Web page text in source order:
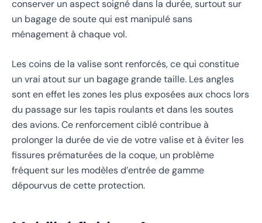
conserver un aspect soigné dans la durée, surtout sur
un bagage de soute qui est manipulé sans
ménagement à chaque vol.
Les coins de la valise sont renforcés, ce qui constitue
un vrai atout sur un bagage grande taille. Les angles
sont en effet les zones les plus exposées aux chocs lors
du passage sur les tapis roulants et dans les soutes
des avions. Ce renforcement ciblé contribue à
prolonger la durée de vie de votre valise et à éviter les
fissures prématurées de la coque, un problème
fréquent sur les modèles d’entrée de gamme
dépourvus de cette protection.